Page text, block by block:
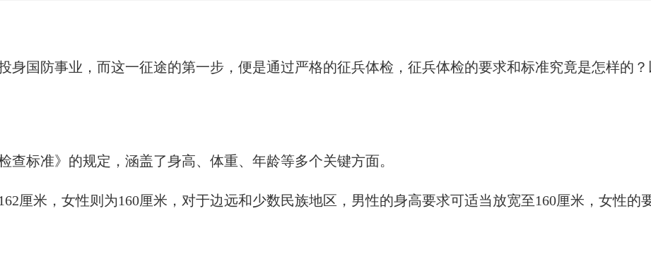
身国防事业，而这一征途的第一步，便是通过严格的征兵体检，征兵体检的要求和标准究竟是怎样的？
标准》的规定，涵盖了身高、体重、年龄等多个关键方面。
厘米，女性则为160厘米，对于边远和少数民族地区，男性的身高要求可适当放宽至160厘米，女性的